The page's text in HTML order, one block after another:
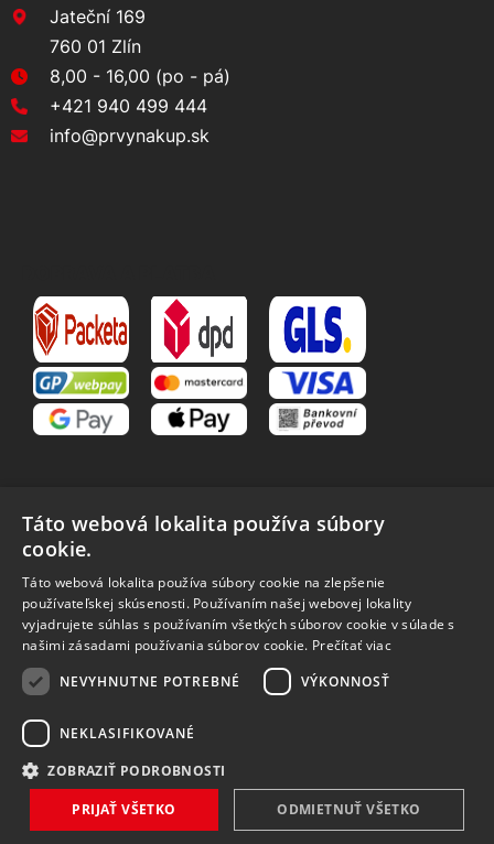
Jateční 169
760 01 Zlín
8,00 - 16,00 (po - pá)
+421 940 499 444
info@prvynakup.sk
VŠETKO O NÁKUPE
O nás
Obchodné podmienky
Reklamačný poriadok
Reklamácia
Vrátenie tovaru
Spôsoby dopravy
Spracovanie osobných
údajov
Copyright 2026 MAVEX, spol. s r.o. Všechna práva vyhrazena
Táto webová lokalita používa súbory
cookie.
Táto webová lokalita používa súbory cookie na zlepšenie
používateľskej skúsenosti. Používaním našej webovej lokality
vyjadrujete súhlas s používaním všetkých súborov cookie v súlade s
našimi zásadami používania súborov cookie. Prečítať viac
NEVYHNUTNE POTREBNÉ
VÝKONNOSŤ
NEKLASIFIKOVANÉ
ZOBRAZIŤ PODROBNOSTI
PRIJAŤ VŠETKO ODMIETNUŤ VŠETKO